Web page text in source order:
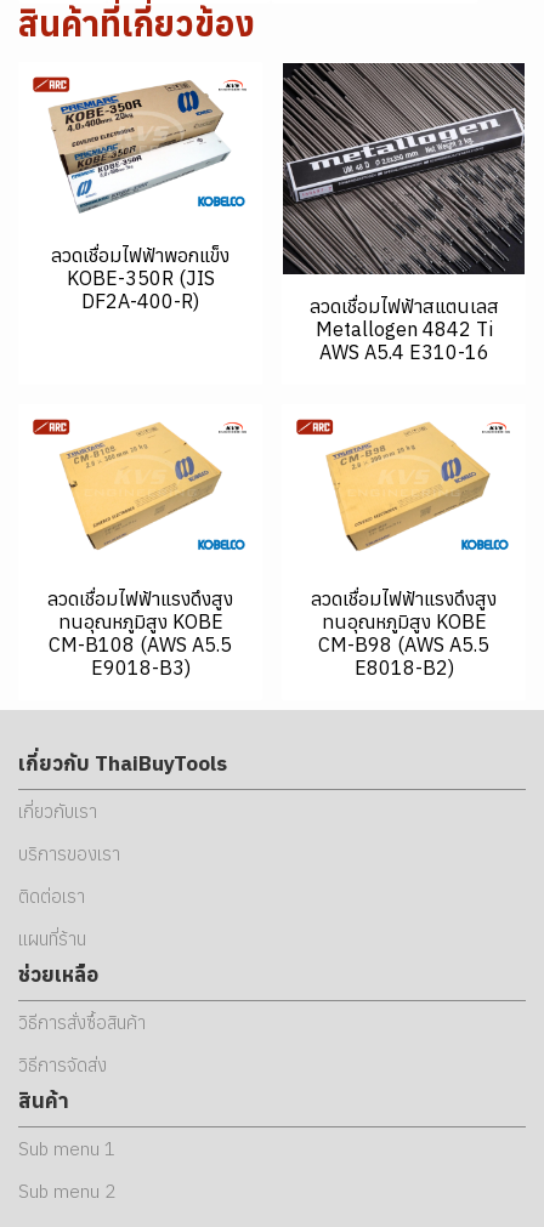
สินค้าที่เกี่ยวข้อง
ลวดเชื่อมไฟฟ้าพอกแข็ง
KOBE-350R (JIS
DF2A-400-R)
ลวดเชื่อมไฟฟ้าสแตนเลส
Metallogen 4842 Ti
AWS A5.4 E310-16
ลวดเชื่อมไฟฟ้าแรงดึงสูง
ทนอุณหภูมิสูง KOBE
CM-B108 (AWS A5.5
E9018-B3)
ลวดเชื่อมไฟฟ้าแรงดึงสูง
ทนอุณหภูมิสูง KOBE
CM-B98 (AWS A5.5
E8018-B2)
เกี่ยวกับ ThaiBuyTools
เกี่ยวกับเรา
บริการของเรา
ติดต่อเรา
แผนที่ร้าน
ช่วยเหลือ
วิธีการสั่งซื้อสินค้า
วิธีการจัดส่ง
สินค้า
Sub menu 1
Sub menu 2